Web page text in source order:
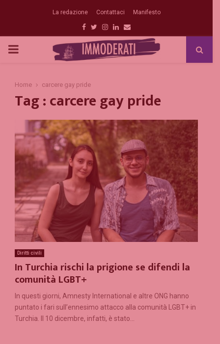
La redazione Contattaci Manifesto
Facebook
Twitter
Instagram
Linkedin
Email
PRIMARY
Home carcere gay pride
Tag : carcere gay pride
Diritti civili
In Turchia rischi la prigione se difendi la
comunità LGBT+
In questi giorni, Amnesty International e altre ONG hanno
puntato i fari sull’ennesimo attacco alla comunità LGBT+ in
Turchia. Il 10 dicembre, infatti, è stato...